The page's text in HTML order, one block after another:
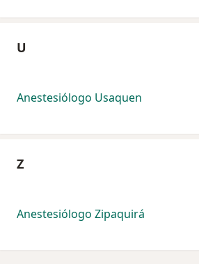
U
Anestesiólogo Usaquen
Z
Anestesiólogo Zipaquirá